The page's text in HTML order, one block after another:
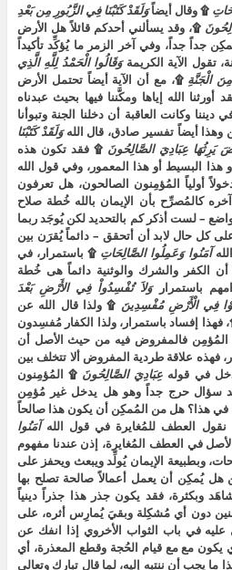
۩ وقال أيضاًوَلَقَدْكَتَبْنَا فِي الزَّبُورِ مِن بَعْدِ
۩، وقد يسألني أحدكم قائلاً هل الأرض
جداً جداً، وفي آخر الزمر ما يُؤكِّد تأكيداً
تقول الآية الكريمةوَقَالُوا الْحَمْدُ لِلَّهِ الَّذِي
مِنَ الْجَنَّةِ ۩، مع أن الآية أيضاً تحتمل الأرض
أورثنا الله إياها ومكَّننا فيها بحيث عبدناه
وكانت العاقبة أن دخلنا الجنة وتبوأنا
وهذا أيضاً تفسير صادق، قال اللهوَلَقَدْ كَتَبْنَا
يَرِثُهَا عِبَادِيَ الصَّالِحُونَ ۩ فقد تكون هذه
هذا البسيط أو هذا المعمور، وفي قول الله
أولياً المُؤمِنون الصالحون، هل تعرفون
كالمُصرِّح بأن الإيمان بالله خُطة صلاح
– لست أذكر كم بالتحديد لكن يُوجَد ربما
كل حال لابد أن أتحقق – دائماً يُقرَن بين
آمَنُوا وَعَمِلُوا الصَّالِحَاتِ ۩ باستمرار، في
الكفر والشرك والوثنية دائماً هى خُطة
باستمراروَلاَ تُفْسِدُواْ فِي الأَرْضِ بَعْدَ
فِي الْأَرْضِ مُفْسِدِينَ ۩ ولذا قال الله عن
فهذا إفساد باستمرار، ولذا الكفار مُفسِدون
المُؤمِن فالمفروض فيه من حيث الأصل أن
فهذه علاقة طردية المفروض ألا تتخلف بين
في قوله عِبَادِيَ الصَّالِحُونَ ۩ المُؤمِنون
سؤال حرج جداً وهو هل يدخل غير مُؤمِن
في هذا؟ هل من المُمكِن أن يكون هذا صالحاً
نقول العطف للمُغايرة في قول اللهآمَنُوا
في العطف المُغايرة، إذن عندنا مفهوم
وبطبيعة الإيمان يُولِّد ويبعث ويحفز على
هل يُمكِن أن يعمل أعمالاً صالحة تصلح بها
وبكثرة، فقد يكون جذر هذا جذراً دينياً
دون أي مُشكِلة وبقيَ يُمارِس أثره، على
عليه في باب الثواب الأخروي إذا انفك عن
يكون مع مع قيام الحُجة وقطع المعذرة، أي
ما يجب أن ننتبه إليه، لما قال تبارك وتعالى